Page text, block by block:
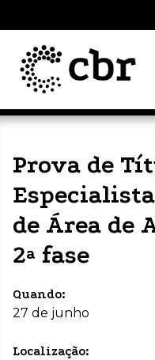
Prova de
de Área de
2ª fase
Quando:
27 de junho
Localização: